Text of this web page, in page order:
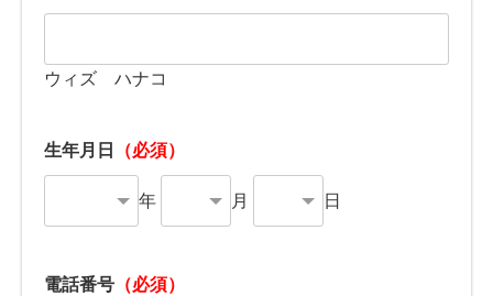
ウィズ ハナコ
生年月日 （必須）
年 月 日
電話番号 （必須）